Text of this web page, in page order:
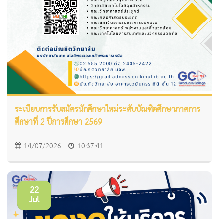
ระเบียบการรับสมัครนักศึกษาใหม่ระดับบัณฑิตศึกษาภาคการ
ศึกษาที่ 2 ปีการศึกษา 2569
14/07/2026 10:37:41
22
Jul